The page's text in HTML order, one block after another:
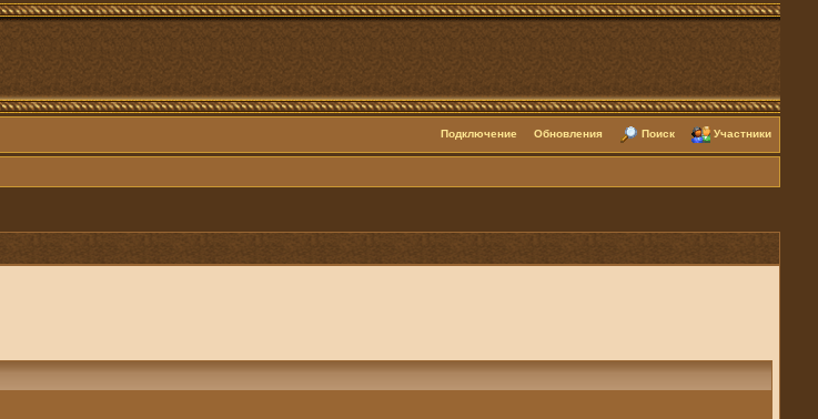
Подключение Обновления Поиск Участники